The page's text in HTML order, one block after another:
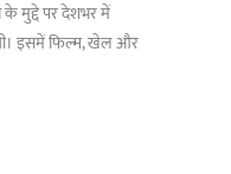
मुद्दे पर देशभर में
इसमें फिल्म, खेल और